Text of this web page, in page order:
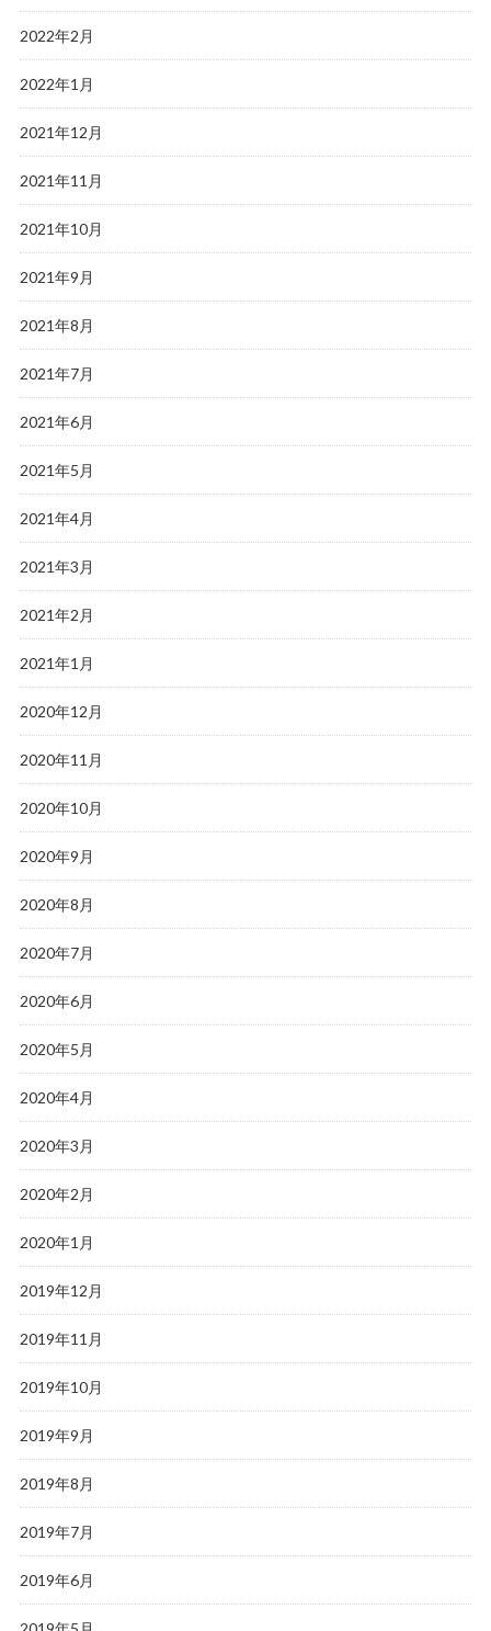
2022年2月
2022年1月
2021年12月
2021年11月
2021年10月
2021年9月
2021年8月
2021年7月
2021年6月
2021年5月
2021年4月
2021年3月
2021年2月
2021年1月
2020年12月
2020年11月
2020年10月
2020年9月
2020年8月
2020年7月
2020年6月
2020年5月
2020年4月
2020年3月
2020年2月
2020年1月
2019年12月
2019年11月
2019年10月
2019年9月
2019年8月
2019年7月
2019年6月